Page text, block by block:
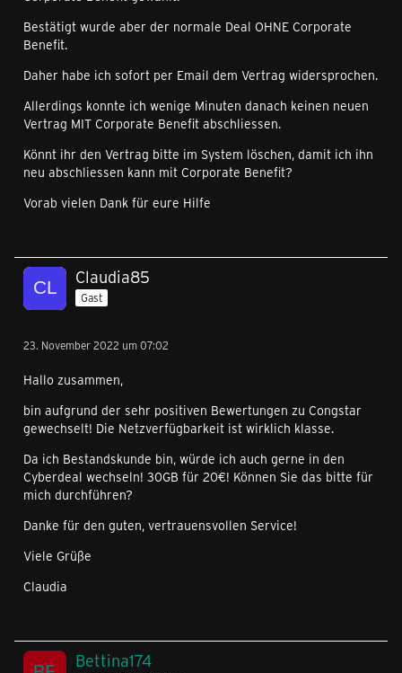
Bestätigt wurde aber der normale Deal OHNE Corporate
Benefit.
Daher habe ich sofort per Email dem Vertrag widersprochen.
Allerdings konnte ich wenige Minuten danach keinen neuen
Vertrag MIT Corporate Benefit abschliessen.
Könnt ihr den Vertrag bitte im System löschen, damit ich ihn
neu abschliessen kann mit Corporate Benefit?
Vorab vielen Dank für eure Hilfe
Claudia85
Gast
23. November 2022 um 07:02
Hallo zusammen,
bin aufgrund der sehr positiven Bewertungen zu Congstar
gewechselt! Die Netzverfügbarkeit ist wirklich klasse.
Da ich Bestandskunde bin, würde ich auch gerne in den
Cyberdeal wechseln! 30GB für 20€! Können Sie das bitte für
mich durchführen?
Danke für den guten, vertrauensvollen Service!
Viele Grüße
Claudia
Bettina174